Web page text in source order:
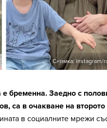
Снимка: instagram/
бременна. Заедно с
са в очакване на второто
в социалните мрежи